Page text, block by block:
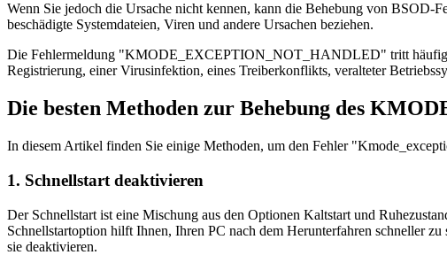
Wenn Sie jedoch die Ursache nicht kennen, kann die Behebung von BSOD-
beschädigte Systemdateien, Viren und andere Ursachen beziehen.
Die Fehlermeldung "KMODE_EXCEPTION_NOT_HANDLED" tritt häufig
Registrierung, einer Virusinfektion, eines Treiberkonflikts, veralteter
Die besten Methoden zur Behebung des
In diesem Artikel finden Sie einige Methoden, um den Fehler
1. Schnellstart deaktivieren
Der Schnellstart ist eine Mischung aus den Optionen Kaltstart und
Schnellstartoption hilft Ihnen, Ihren PC nach dem Herunterfahren schneller
sie deaktivieren.